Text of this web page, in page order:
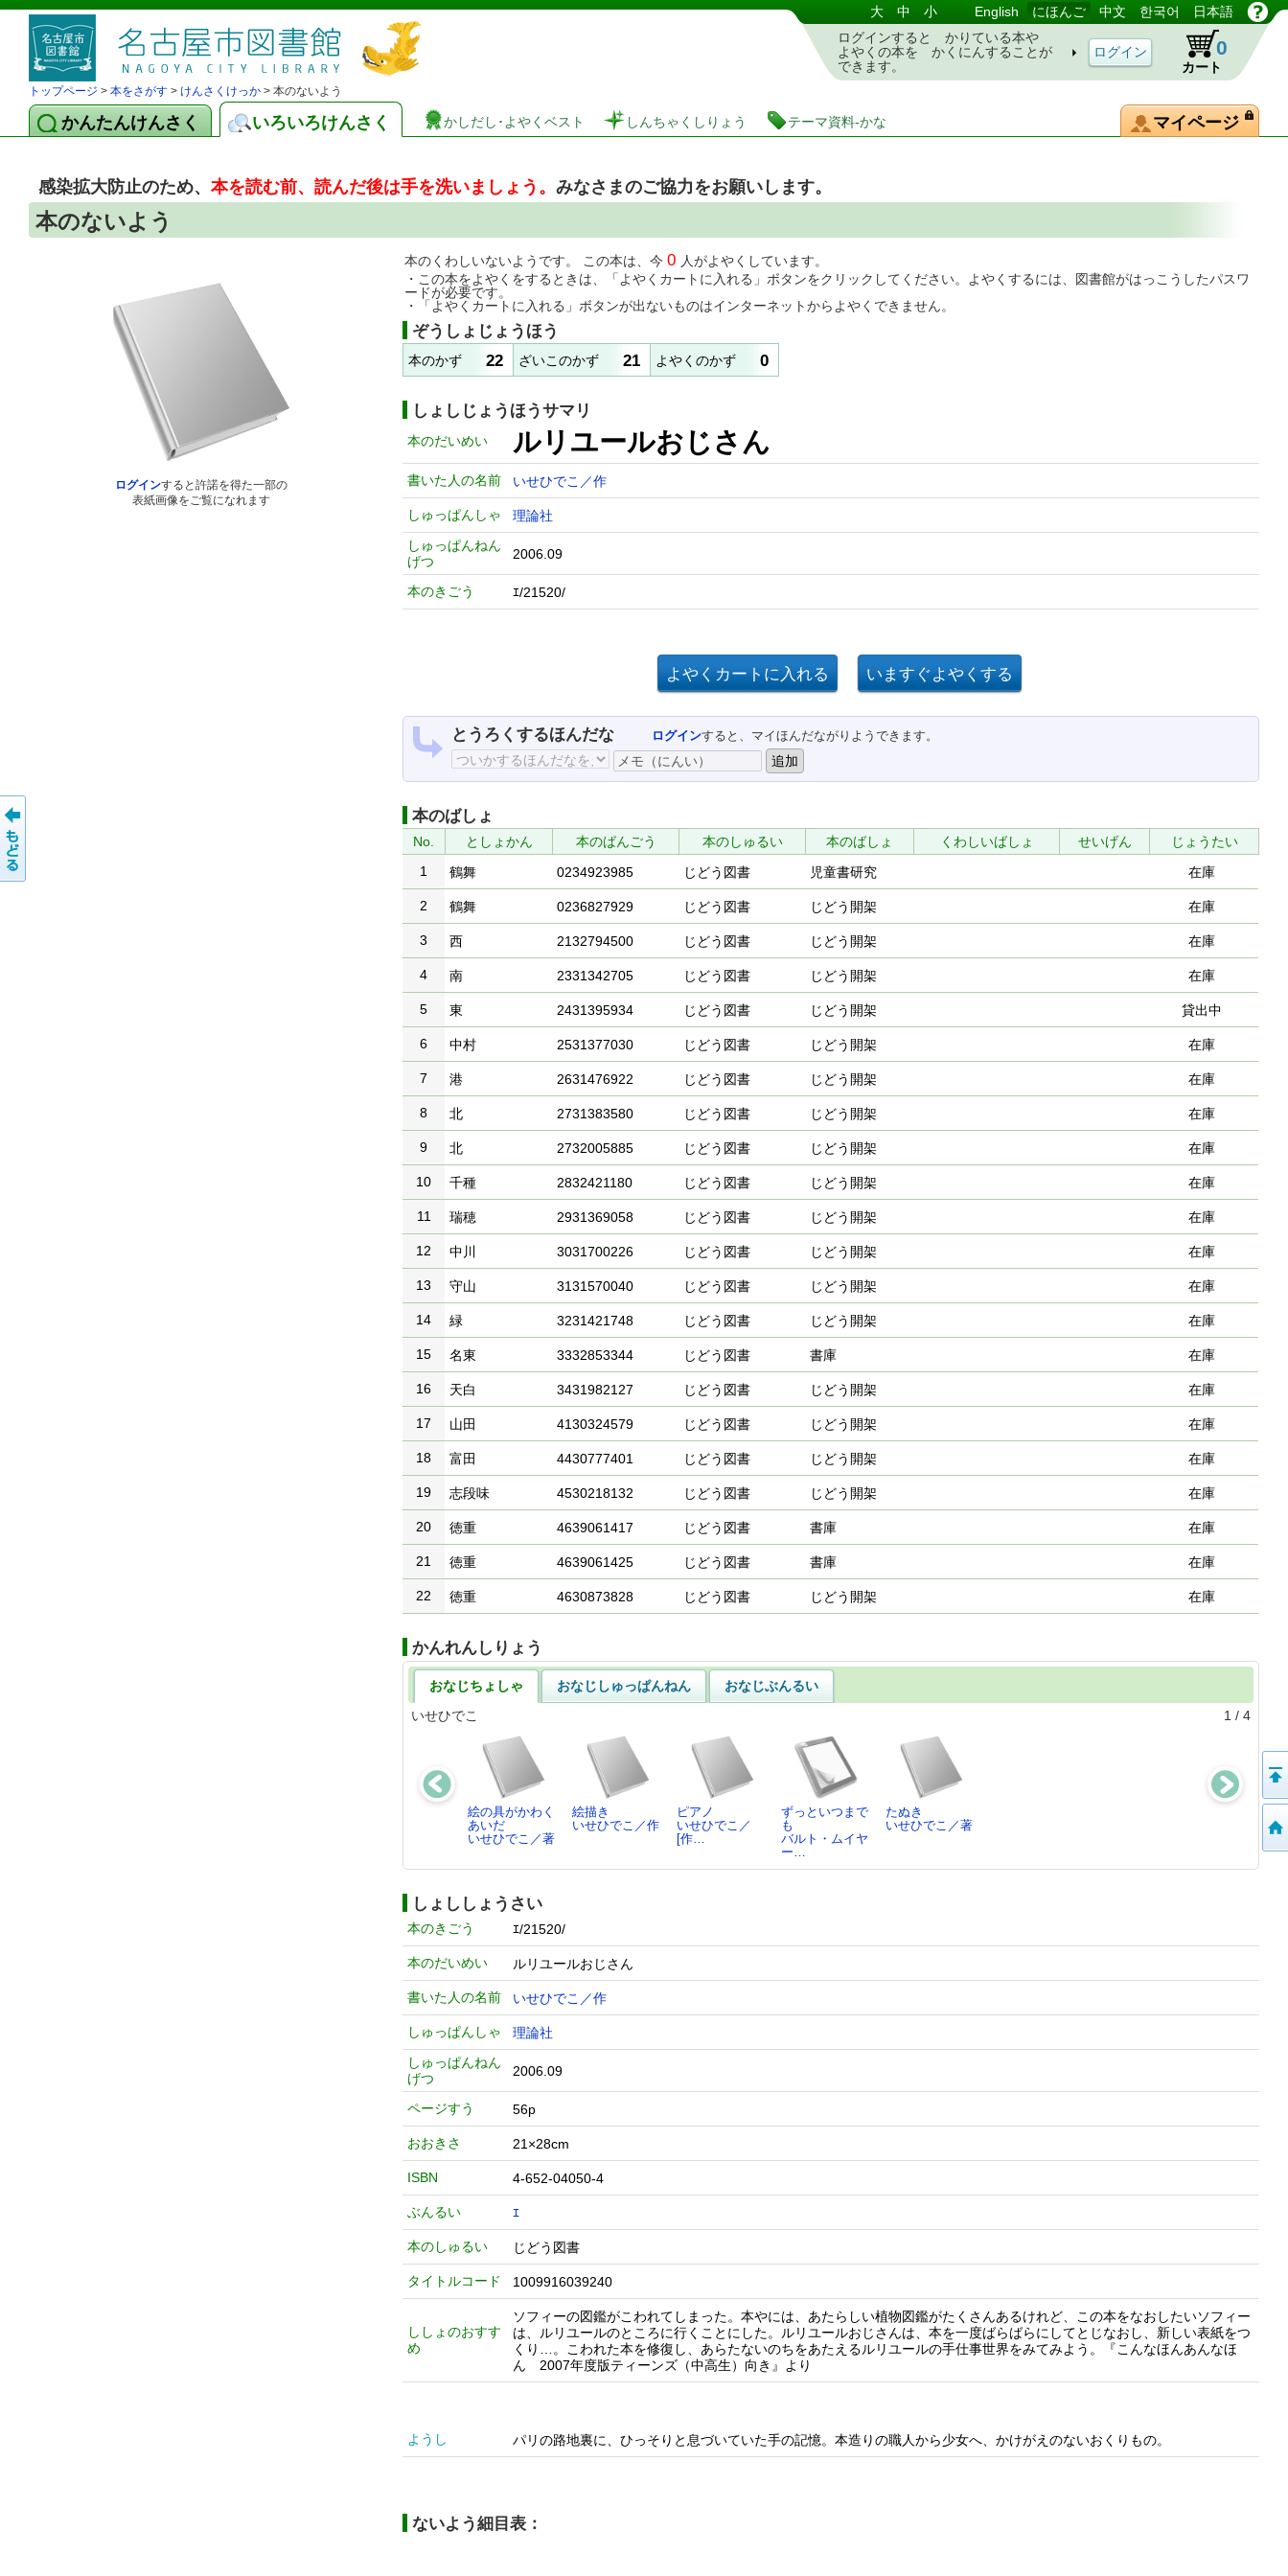
としょかんぞうしょけんさく・よやくシステム 大 中 小 English にほんご 中文 한국어 日本語
ログインすると かりている本や
よやくの本を かくにんすることが
できます。
カート
0
トップページ > 本をさがす > けんさくけっか > 本のないよう
かんたんけんさく いろいろけんさく かしだし･よやくベスト しんちゃくしりょう テーマ資料-かな マイページ
感染拡大防止のため、 本を読む前、読んだ後は手を洗いましょう。 みなさまのご協力をお願いします。
本のないよう
ログインすると許諾を得た一部の
表紙画像をご覧になれます
本のくわしいないようです。 この本は、今 0 人がよやくしています。
・この本をよやくをするときは、「よやくカートに入れる」ボタンをクリックしてください。よやくするには、図書館がはっこうしたパスワ
ードが必要です。
・「よやくカートに入れる」ボタンが出ないものはインターネットからよやくできません。
ぞうしょじょうほう
本のかず 22 ざいこのかず 21 よやくのかず 0
しょしじょうほうサマリ
本のだいめい ルリユールおじさん
書いた人の名前 いせひでこ／作
しゅっぱんしゃ
理論社
しゅっぱんねん
げつ
2006.09
本のきごう ｴ/21520/
とうろくするほんだな ログインすると、マイほんだながりようできます。
本のばしょ
No. としょかん 本のばんごう 本のしゅるい 本のばしょ くわしいばしょ せいげん
じょうたい
1
鶴舞 0234923985 じどう図書 児童書研究 在庫
2 鶴舞 0236827929 じどう図書 じどう開架 在庫
3 西 2132794500 じどう図書 じどう開架 在庫
4 南 2331342705 じどう図書 じどう開架 在庫
5 東 2431395934 じどう図書 じどう開架 貸出中
6 中村 2531377030 じどう図書 じどう開架 在庫
7 港 2631476922 じどう図書 じどう開架 在庫
8 北 2731383580 じどう図書 じどう開架 在庫
9 北 2732005885 じどう図書 じどう開架 在庫
10 千種 2832421180 じどう図書 じどう開架 在庫
11 瑞穂 2931369058 じどう図書 じどう開架 在庫
12 中川 3031700226 じどう図書 じどう開架 在庫
13 守山 3131570040 じどう図書 じどう開架 在庫
14 緑 3231421748 じどう図書 じどう開架 在庫
15 名東 3332853344 じどう図書 書庫 在庫
16 天白 3431982127 じどう図書 じどう開架 在庫
17 山田 4130324579 じどう図書 じどう開架 在庫
18 富田 4430777401 じどう図書 じどう開架 在庫
19 志段味 4530218132 じどう図書 じどう開架 在庫
20 徳重 4639061417 じどう図書 書庫 在庫
21 徳重 4639061425 じどう図書 書庫 在庫
22 徳重 4630873828 じどう図書 じどう開架 在庫
かんれんしりょう
おなじちょしゃ おなじしゅっぱんねん
おなじぶんるい
いせひでこ
1 / 4
絵の具がかわく
あいだ
いせひでこ／著
絵描き
いせひでこ／作
ピアノ
いせひでこ／
[作…
ずっといつまで
も
バルト・ムイヤ
ー…
たぬき
いせひでこ／著
せ…
ブローの向こう
いせひでこ／著
しょししょうさい
本のきごう ｴ/21520/
本のだいめい ルリユールおじさん
書いた人の名前 いせひでこ／作
しゅっぱんしゃ
理論社
しゅっぱんねん
げつ
2006.09
ページすう 56p
おおきさ 21×28cm
ISBN 4-652-04050-4
ぶんるい ｴ
本のしゅるい じどう図書
タイトルコード 1009916039240
ししょのおすす
め
ソフィーの図鑑がこわれてしまった。本やには、あたらしい植物図鑑がたくさんあるけれど、この本をなおしたいソフィー
は、ルリユールのところに行くことにした。ルリユールおじさんは、本を一度ばらばらにしてとじなおし、新しい表紙をつ
くり…。こわれた本を修復し、あらたないのちをあたえるルリユールの手仕事世界をみてみよう。『こんなほんあんなほ
ん 2007年度版ティーンズ（中高生）向き』より
ようし パリの路地裏に、ひっそりと息づいていた手の記憶。本造りの職人から少女へ、かけがえのないおくりもの。
ないよう細目表：